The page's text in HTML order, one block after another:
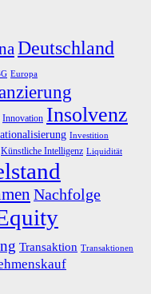
Deutschland
Europa
Innovation Insolvenz
Investition
Künstliche Intelligenz Liquidität
Nachfolge
Transaktion Transaktionen